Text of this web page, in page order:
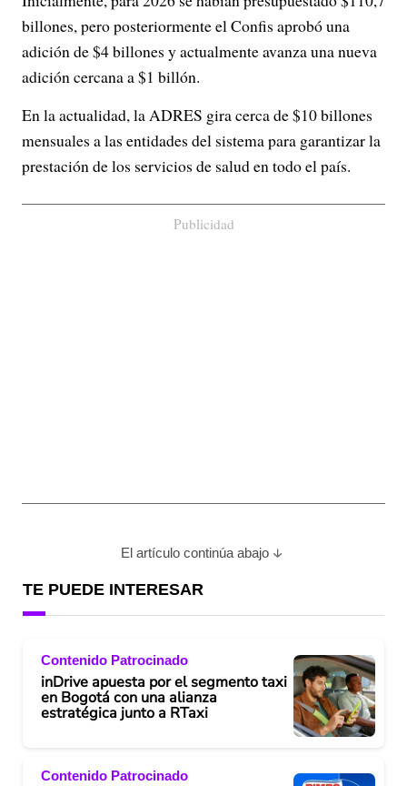
billones, pero posteriormente el Confis aprobó una
adición de $4 billones y actualmente avanza una nueva
adición cercana a $1 billón.
En la actualidad, la ADRES gira cerca de $10 billones
mensuales a las entidades del sistema para garantizar la
prestación de los servicios de salud en todo el país.
Publicidad
El artículo continúa abajo
TE PUEDE INTERESAR
Contenido Patrocinado
inDrive apuesta por el segmento taxi
en Bogotá con una alianza
estratégica junto a RTaxi
Contenido Patrocinado